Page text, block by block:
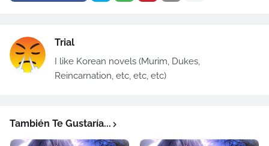
Trial
I like Korean novels (Murim, Dukes,
Reincarnation, etc, etc, etc)
También Te Gustaría...